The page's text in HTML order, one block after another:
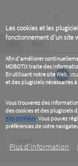
Les cookies et les
fonctionnement d'un site
Afin d'améliorer
MOBOTIX traite des
En utilisant notre site Web,
et des plugiciels nécessaires
Vous trouverez des
des cookies et des plugiciels
des données. Vous pouvez
préférences de votre
Plus d‘information
content
Primary
tabs
Voir (active
Test
1
Veuillez nous dire qui
Type